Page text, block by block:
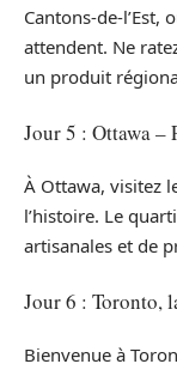
Cantons-de-l’Est,
attendent. Ne
un produit
Jour 5 : Ottawa –
À Ottawa, visitez
l’histoire. Le
artisanales et de
Jour 6 : Toronto,
Bienvenue à